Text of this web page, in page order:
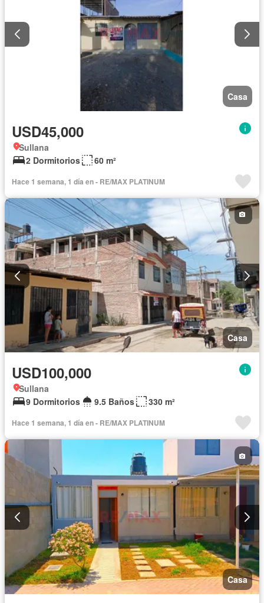
Casa
USD45,000
Sullana
2 Dormitorios
60 m²
Hace 1 semana, 1 día en - RE/MAX PLATINUM
Casa
USD100,000
Sullana
9 Dormitorios
9.5 Baños 330 m²
Hace 1 semana, 1 día en - RE/MAX PLATINUM
Casa